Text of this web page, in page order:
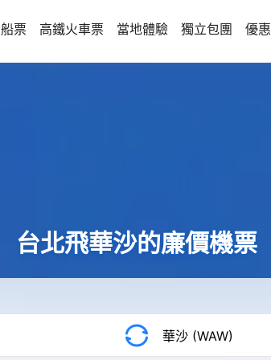
船票 高鐵火車票 當地體驗 獨立包團 優惠
台北飛華沙的廉價機票